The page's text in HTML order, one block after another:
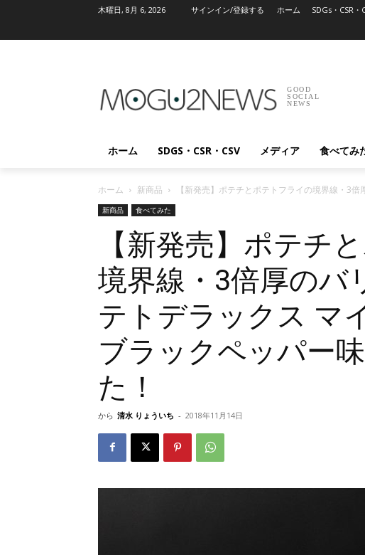
木曜日, 8月 6, 2026 サインイン/登録する ホーム SDGs・CSR・
GOOD
SOCIAL
NEWS
ホーム SDGS・CSR・CSV メディア 食べてみ
ホーム 新商品 【新発売】ポテチとポテトフライの境界線・3
新商品 食べてみた
【新発売】ポテチ
境界線・3倍厚のバ
テトデラックス マ
ブラックペッパー
た！
から 清水 りょういち - 2018年11月14日